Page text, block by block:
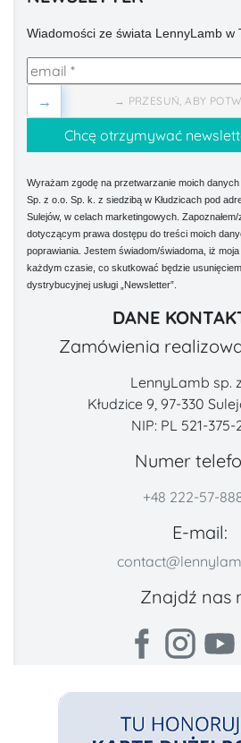
Wiadomości ze świata LennyLamb w
→ PRZESUŃ, ABY
→
Wyrażam zgodę na przetwarzanie moich
Sp. z o.o. Sp. k. z siedzibą w Kłudzicach pod
Sulejów, w celach marketingowych.
dotyczącym prawa dostępu do treści moich
poprawiania. Jestem świadom/świadoma, iż
każdym czasie, co skutkować będzie
dystrybucyjnej usługi „Newsletter”.
DANE
Zamówienia
LennyLamb sp.
Kłudzice 9, 97-330
NIP: PL 521-375-
Numer
+48 222-57-
E-mail:
Znajdź nas